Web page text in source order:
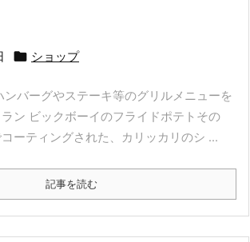
 ショップ
ンバーグやステーキ等のグリルメニューを
ン ビックボーイのフライドポテトその
ーティングされた、カリッカリのシ ...
記事を読む